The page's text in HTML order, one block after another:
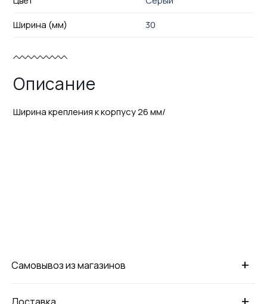
Ширина (мм)
30
Описание
Ширина крепления к корпусу 26 мм/
+
Самовывоз из магазинов